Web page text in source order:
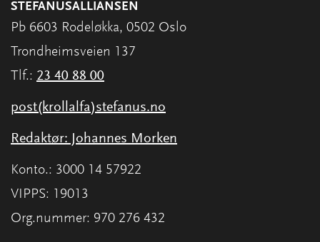
STEFANUSALLIANSEN
Pb 6603 Rodeløkka, 0502 Oslo
Trondheimsveien 137
Tlf.: 23 40 88 00
post(krollalfa)stefanus.no
Redaktør: Johannes Morken
Konto.: 3000 14 57922
VIPPS: 19013
Org.nummer: 970 276 432